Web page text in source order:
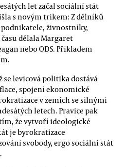
let začal sociální stát
s novým trikem: Z dělníků
živnostníky,
dělala Margaret
nebo ODS. Příkladem
se levicová politika dostává
spojení ekonomické
v zemích se silnými
letech. Pravice pak
že vytvoří ideologické
je byrokratizace
svobody, ergo sociální stát